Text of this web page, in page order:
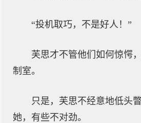
“投机取巧，不是好人！”
芙思才不管他们如何惊愕
制室。
只是，芙思不经意地低头
她，有些不对劲。